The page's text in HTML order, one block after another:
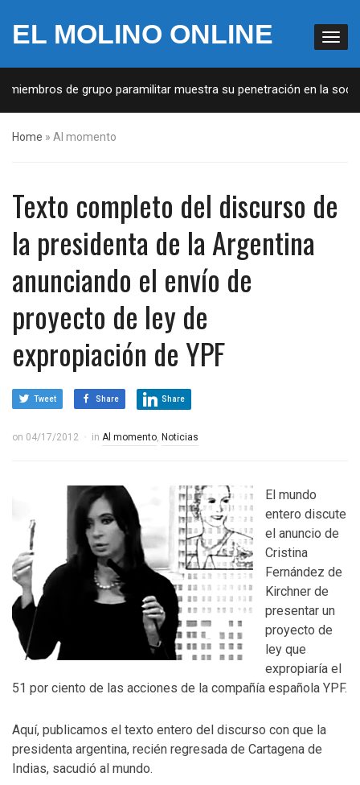
EL MOLINO ONLINE
de grupo paramilitar muestra su penetración en la sociedad
Home » Al momento
Texto completo del discurso de
la presidenta de la Argentina
anunciando el envío de
proyecto de ley de
expropiación de YPF
Tweet Share Share
on 04/17/2012 in Al momento, Noticias
El mundo
entero discute
el anuncio de
Cristina
Fernández de
Kirchner de
presentar un
proyecto de
ley que
expropiaría el
51 por ciento de las acciones de la compañía española YPF.
Aquí, publicamos el texto entero del discurso con que la
presidenta argentina, recién regresada de Cartagena de
Indias, sacudió al mundo.